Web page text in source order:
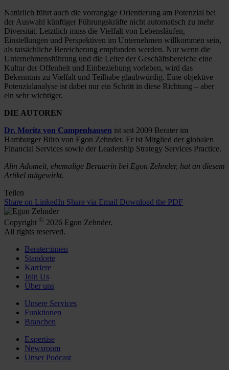
Natürlich führt auch die vorrangige Orientierung am Potenzial bei
der Auswahl künftiger Führungskräfte nicht automatisch zu mehr
Diversität. Letztlich muss die Vielfalt von Lebensläufen,
Einstellungen und Perspektiven im Unternehmen willkommen sein,
als tatsächliche Bereicherung empfunden werden. Nur wenn die
Unternehmensführung und die Leiter der Geschäftsbereiche eine
Kultur der Offenheit und Einbeziehung vorleben, wird das
Bekenntnis zu Vielfalt und Teilhabe glaubwürdig. Eine objektive
Potenzialanalyse ist dabei nur ein Schritt in diese Richtung – aber
ein sehr wichtiger.
DIE AUTOREN
Dr. Moritz von Campenhausen ist seit 2009 Berater im
Hamburger Büro von Egon Zehnder. Er ist Mitglied der globalen
Financial Services sowie der Leadership Strategy Services Practice.
Alin Adomeit, ehemalige Beraterin bei Egon Zehnder, hat an diesem
Artikel mitgewirkt.
Teilen
Share on LinkedIn Share via Email Download the PDF
Copyright © 2026 Egon Zehnder.
All rights reserved.
Berater:innen
Standorte
Karriere
Join Us
Über uns
Unsere Services
Funktionen
Branchen
Expertise
Newsroom
Unser Podcast